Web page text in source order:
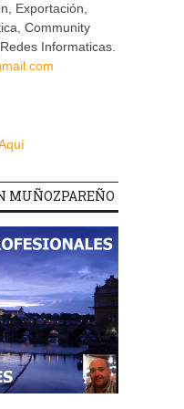
Exportación,
Community
Informaticas.
MUÑOZPAREÑO